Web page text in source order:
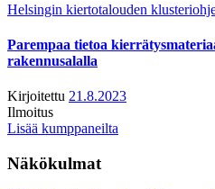
Helsingin kiertotalouden
Parempaa tietoa
rakennusalalla
Kirjoitettu 21.8.2023
Ilmoitus
Lisää kumppaneilta
Näkökulmat